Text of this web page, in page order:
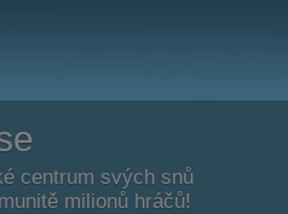
centrum svých snů
milionů hráčů!